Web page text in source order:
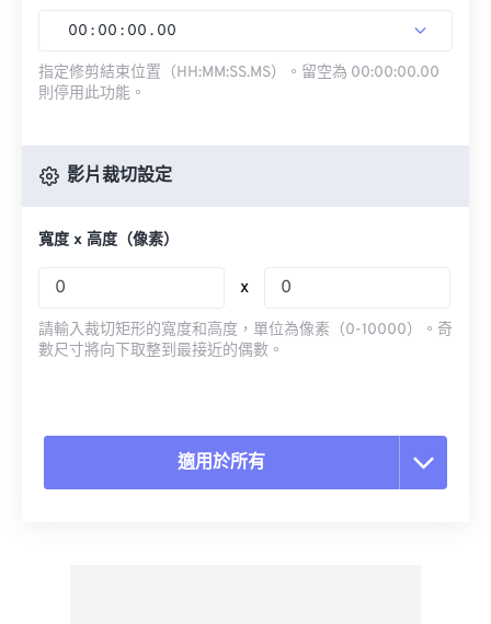
00 : 00 : 00 . 00
指定修剪結束位置（HH:MM:SS.MS）。留空為 00:00:00.00
則停用此功能。
影片裁切設定
寬度 x 高度（像素）
x
請輸入裁切矩形的寬度和高度，單位為像素（0-10000）。奇
數尺寸將向下取整到最接近的偶數。
適用於所有